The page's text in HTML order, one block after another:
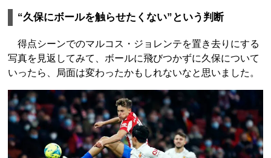
“久保にボールを触らせたくない”という判断
得点シーンでのマルコス・ジョレンテを置き去りにする
写真を見返してみて、ボールに飛びつかずに久保について
いったら、局面は変わったかもしれないなと思いました。